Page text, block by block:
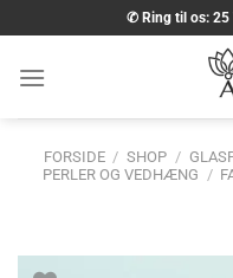
til
indhold
✆ Ring til os: 25
FORSIDE / SHOP /
PERLER OG VEDHÆNG /